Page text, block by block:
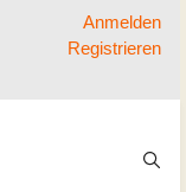
Anmelden
Registrieren